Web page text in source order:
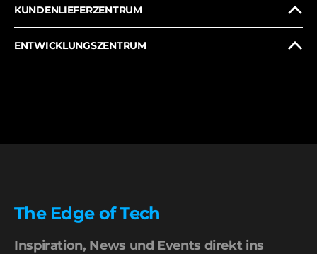
KUNDENLIEFERZENTRUM
ENTWICKLUNGSZENTRUM
The Edge of Tech
Inspiration, News und Events direkt ins